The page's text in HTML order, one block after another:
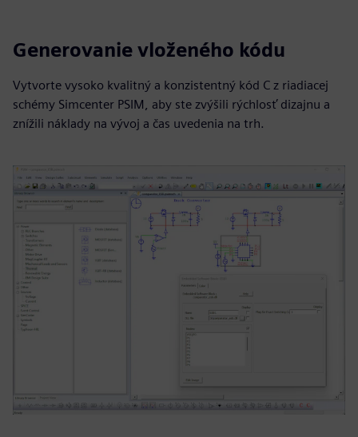
Generovanie vloženého kódu
Vytvorte vysoko kvalitný a konzistentný kód C z riadiacej
schémy Simcenter PSIM, aby ste zvýšili rýchlosť dizajnu a
znížili náklady na vývoj a čas uvedenia na trh.